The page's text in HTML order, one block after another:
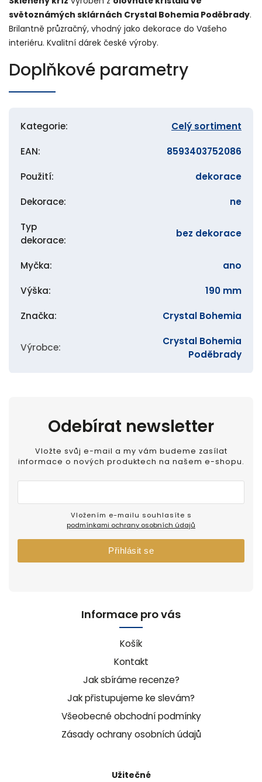
světoznámých sklárnách Crystal Bohemia Poděbrady.
Brilantně průzračný, vhodný jako dekorace do Vašeho
interiéru. Kvalitní dárek české výroby.
Doplňkové parametry
Kategorie: Celý sortiment
EAN: 8593403752086
Použití: dekorace
Dekorace: ne
Typ
dekorace:
bez dekorace
Myčka: ano
Výška: 190 mm
Značka: Crystal Bohemia
Výrobce:
Crystal Bohemia
Poděbrady
Odebírat newsletter
Vložte svůj e-mail a my vám budeme zasílat
informace o nových produktech na našem e-shopu.
podmínkami ochrany osobních údajů
Přihlásit se
Informace pro vás
Košík
Kontakt
Jak sbíráme recenze?
Jak přistupujeme ke slevám?
Všeobecné obchodní podmínky
Zásady ochrany osobních údajů
Užitečné